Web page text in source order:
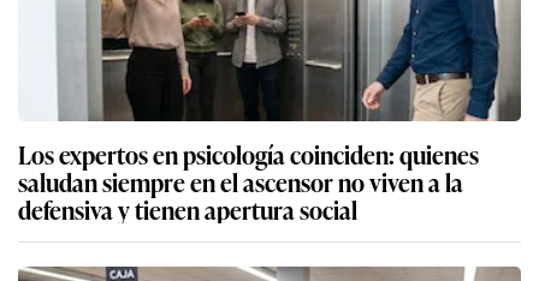
Los expertos en psicología coinciden: quienes
saludan siempre en el ascensor no viven a la
defensiva y tienen apertura social